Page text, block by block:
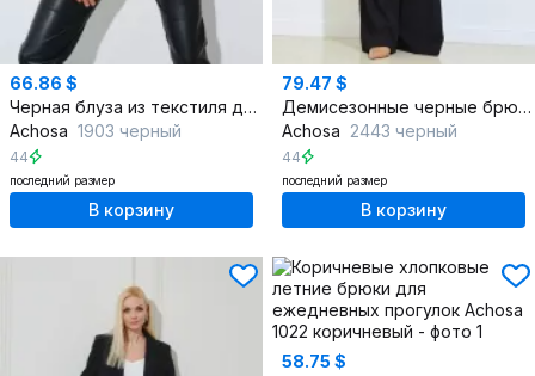
66.86 $
Черная блуза из текстиля для офиса и повседневности
Achosa 1903 черный
44
последний размер
В корзину
79.47 $
Демисезонные черные брюки из текстиля на каждый день
Achosa 2443 черный
44
последний размер
В корзину
58.75 $